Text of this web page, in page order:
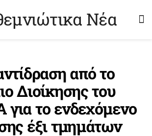
από το
Διοίκησης του
το ενδεχόμενο
έξι τμημάτων